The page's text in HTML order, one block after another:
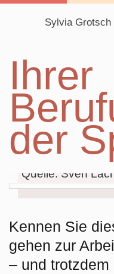
Sylvia Grotsch
Navigation
überspringen
Ihrer
der
Quelle: Sven
Kennen Sie
gehen zur
– und